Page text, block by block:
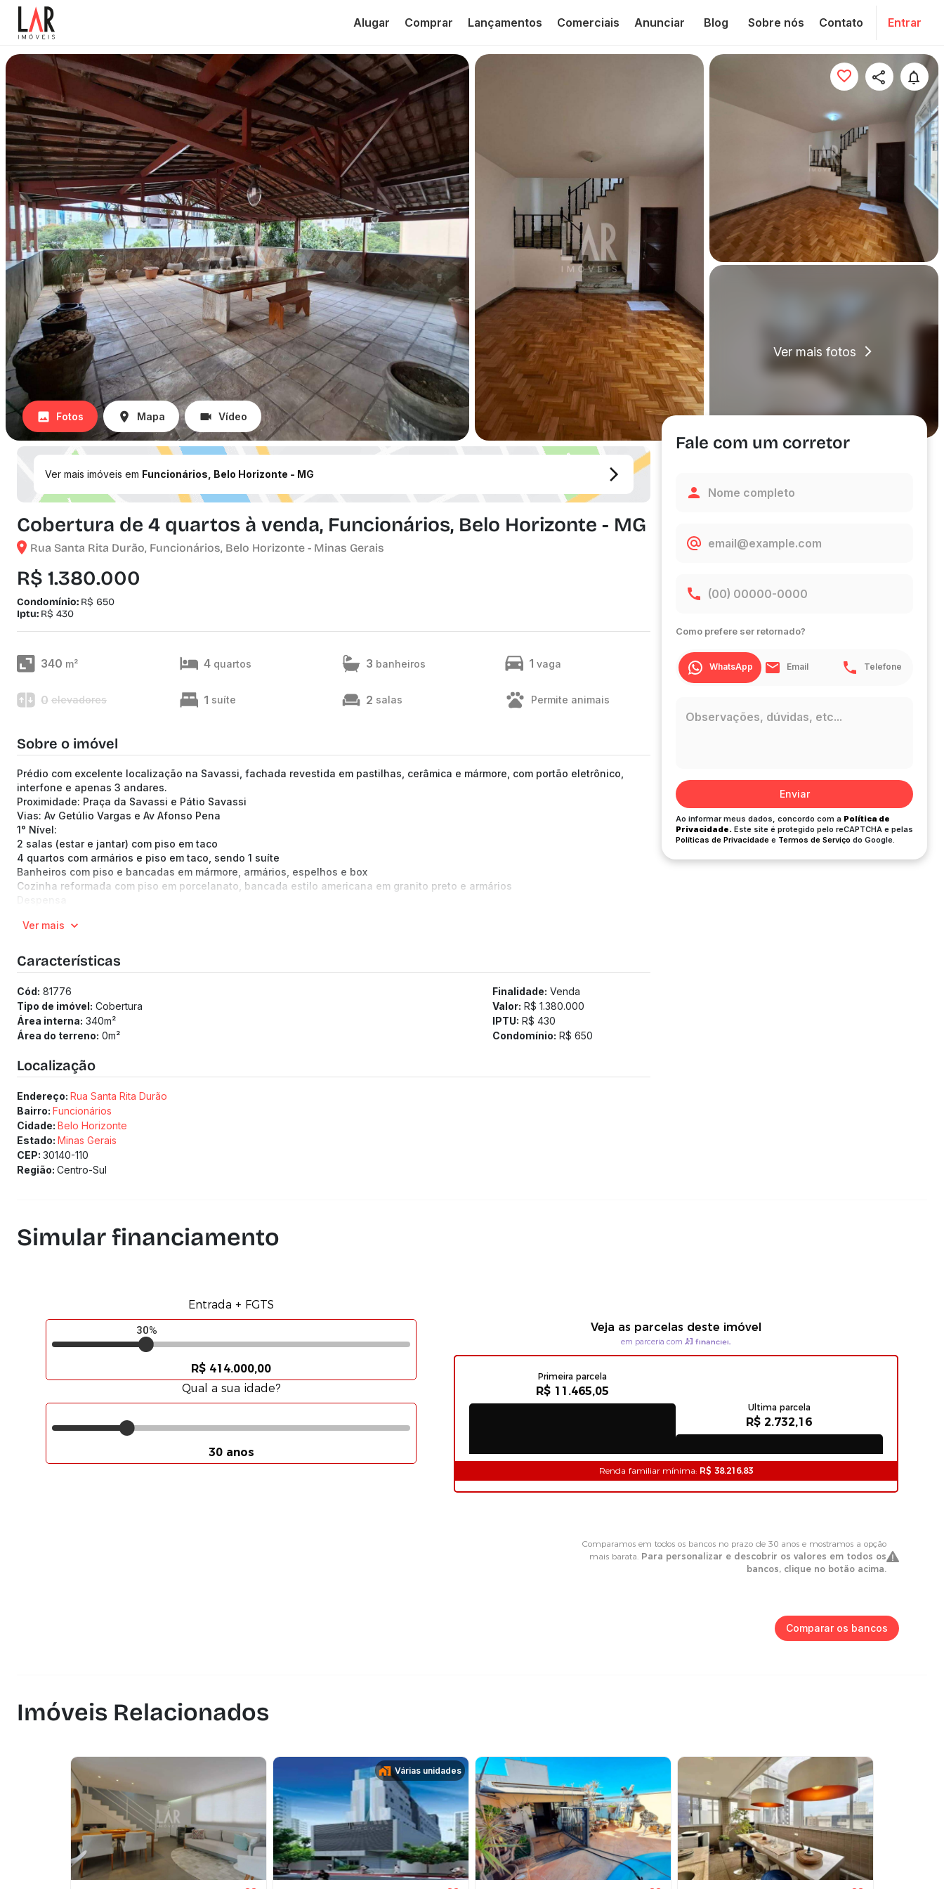
Alugar Comprar Lançamentos Comerciais Anunciar Blog Sobre nós Contato Entrar
Ver mais fotos
Fotos Mapa Vídeo
Ver mais imóveis em Funcionários, Belo Horizonte - MG
Cobertura de 4 quartos à venda, Funcionários, Belo Horizonte - MG
Rua Santa Rita Durão, Funcionários, Belo Horizonte - Minas Gerais
R$ 1.380.000
Condomínio: R$ 650
Iptu: R$ 430
340 m² 4 quartos 3 banheiros 1 vaga
0 elevadores 1 suíte 2 salas Permite animais
Sobre o imóvel
Prédio com excelente localização na Savassi, fachada revestida em pastilhas, cerâmica e mármore, com portão eletrônico,
interfone e apenas 3 andares.
Proximidade: Praça da Savassi e Pátio Savassi
Vias: Av Getúlio Vargas e Av Afonso Pena
1° Nível:
2 salas (estar e jantar) com piso em taco
4 quartos com armários e piso em taco, sendo 1 suíte
Banheiros com piso e bancadas em mármore, armários, espelhos e box
Cozinha reformada com piso em porcelanato, bancada estilo americana em granito preto e armários
Despensa
Sala com piso em ardósia
Área de serviço e DCE
Vaga: 1 vaga livre, coberta e demarcada
Ver mais
Características
Cód: 81776
Tipo de imóvel: Cobertura
Área interna: 340m²
Área do terreno: 0m²
Finalidade: Venda
Valor: R$ 1.380.000
IPTU: R$ 430
Condomínio: R$ 650
Localização
Endereço: Rua Santa Rita Durão
Bairro: Funcionários
Cidade: Belo Horizonte
Estado: Minas Gerais
CEP: 30140-110
Região: Centro-Sul
Fale com um corretor
Como prefere ser retornado?
WhatsApp Email Telefone
Enviar
Ao informar meus dados, concordo com a Política de
Privacidade. Este site é protegido pelo reCAPTCHA e pelas
Políticas de Privacidade e Termos de Serviço do Google.
Simular financiamento
Comparar os bancos
Imóveis Relacionados
Várias unidades